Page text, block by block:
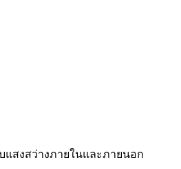
แสงสว่างภายในและภายนอก